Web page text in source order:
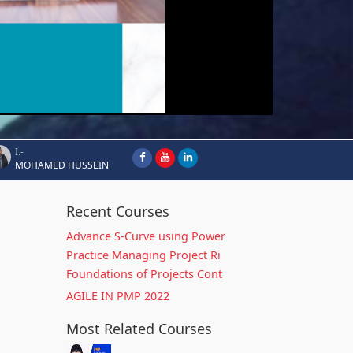
I.-
MOHAMED HUSSEIN
Recent Courses
Advance S-Curve using Power
Practice Managing Project Ri
Foundations of Projects Cont
AGILE IN PMP 2022
Most Related Courses